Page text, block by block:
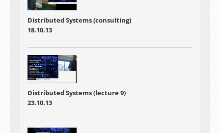
Distributed Systems (consulting)
18.10.13
Distributed Systems (lecture 9)
23.10.13